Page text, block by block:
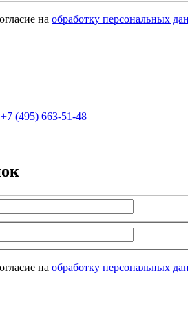
на обработку персональных
+7 (495) 663-51-48
на обработку персональных